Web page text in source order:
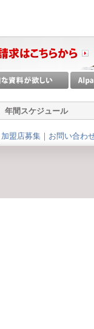
年間スケジュール
加盟店募集 ｜ お問い合わ